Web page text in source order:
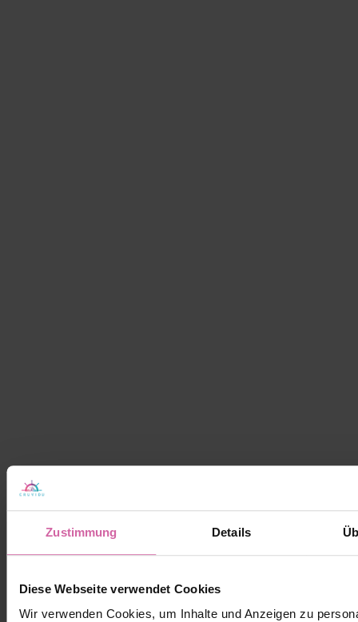
Zustimmung Details
Diese Webseite verwendet Cookies
Wir verwenden Cookies, um Inhalte und Anzeigen zu